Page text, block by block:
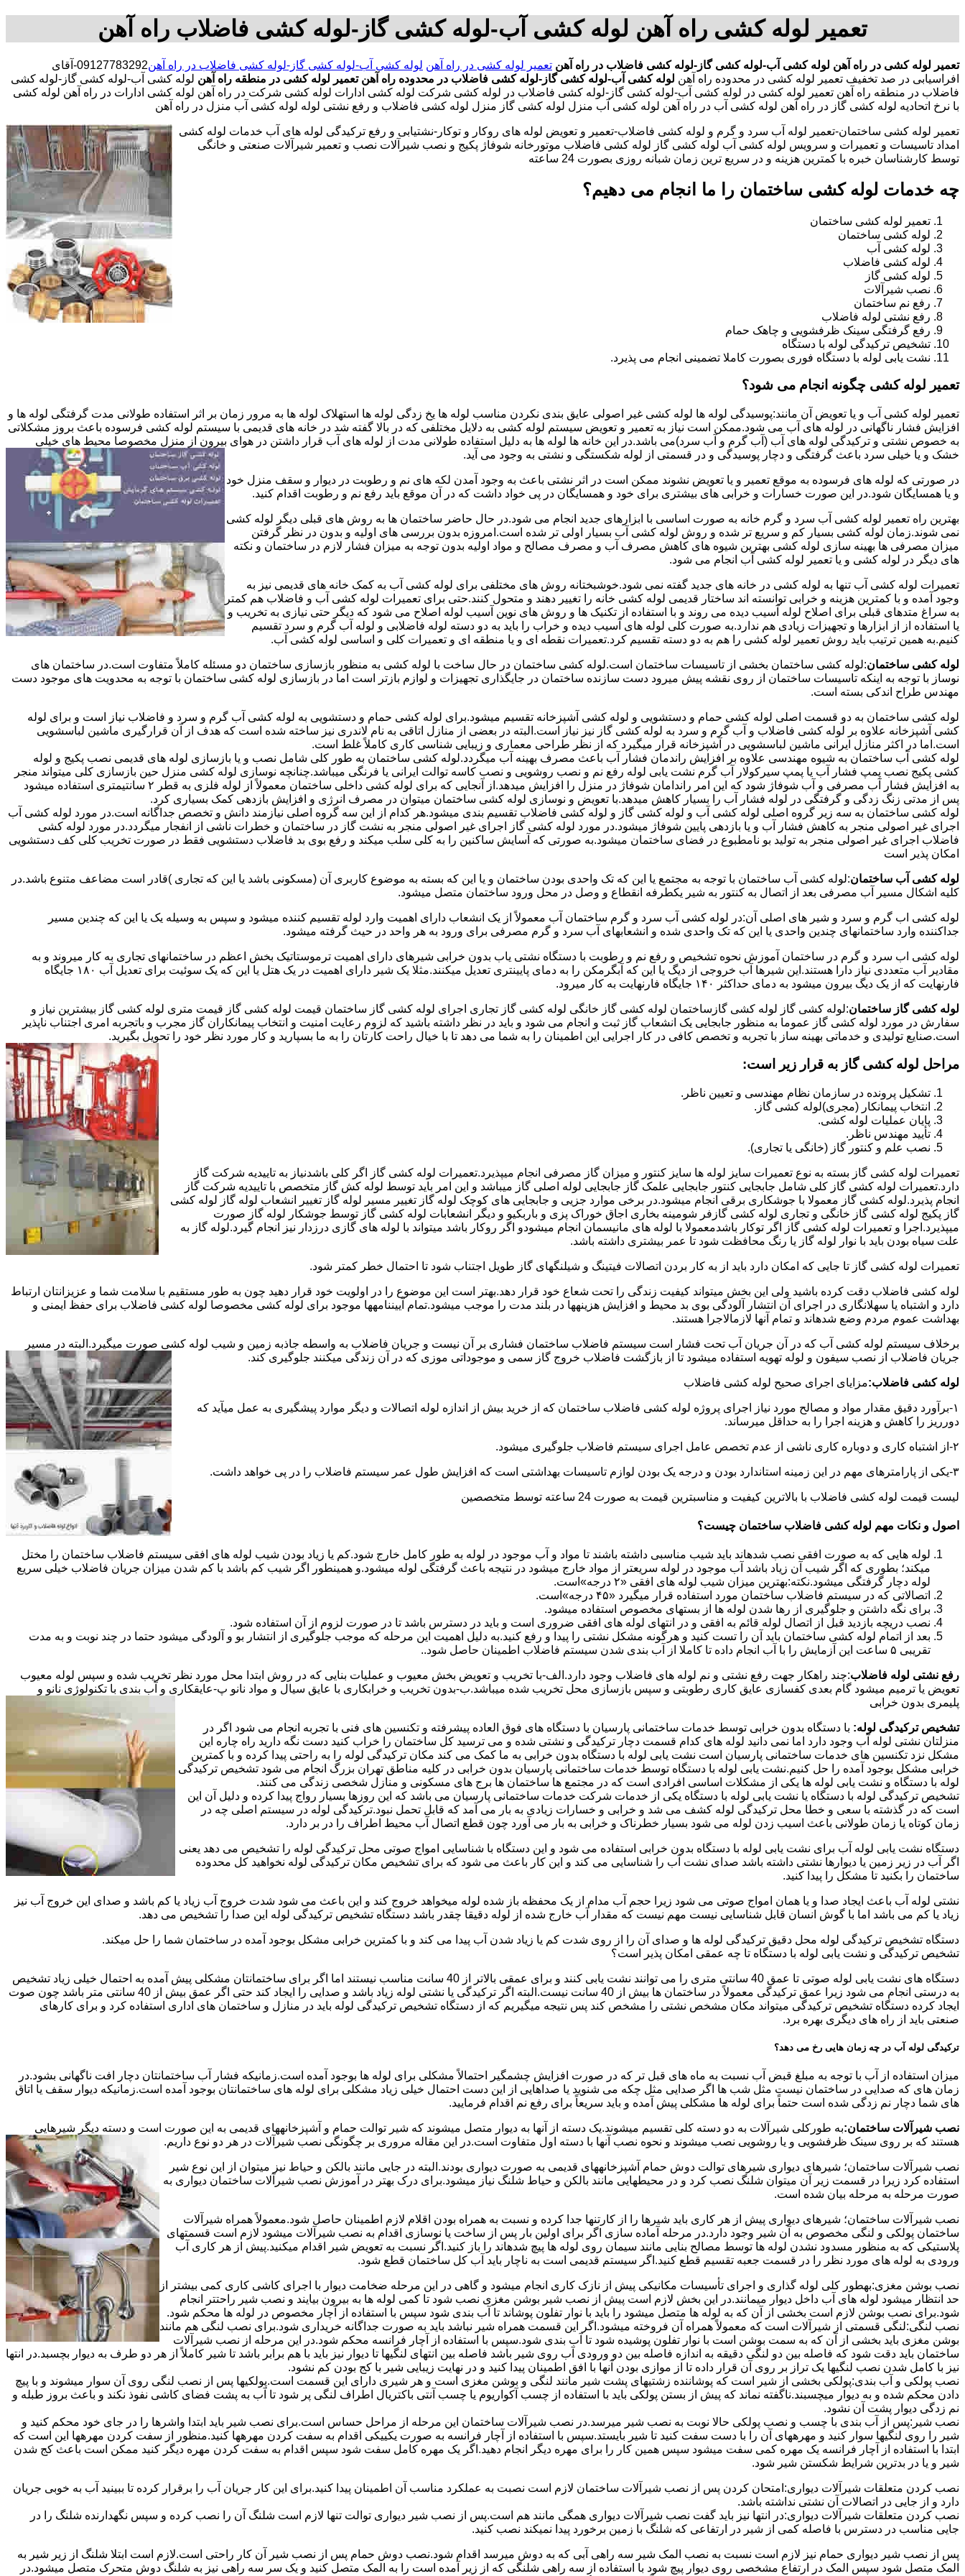
تعمیر لوله کشی راه آهن لوله کشی آب-لوله کشی گاز-لوله کشی فاضلاب راه آهن
تعمیر لوله کشی در راه آهن لوله کشی آب-لوله کشی گاز-لوله کشی فاضلاب در راه آهن تعمیر لوله کشی در راه آهن لوله کشی آب-لوله کشی گاز-لوله کشی فاضلاب در راه آهن
09127783292-آقای
افراسیابی در صد تخفیف تعمیر لوله کشی در محدوده راه آهن لوله کشی آب-لوله کشی گاز-لوله کشی فاضلاب در محدوده راه آهن تعمیر لوله کشی در منطقه راه آهن لوله کشی آب-لوله کشی گاز-لوله کشی
فاضلاب در منطقه راه آهن تعمیر لوله کشی در لوله کشی آب-لوله کشی گاز-لوله کشی فاضلاب در لوله کشی شرکت لوله کشی ادارات لوله کشی شرکت در راه آهن لوله کشی ادارات در راه آهن لوله کشی
با نرخ اتحادیه لوله کشی گاز در راه آهن لوله کشی آب در راه آهن لوله کشی آب منزل لوله کشی گاز منزل لوله کشی فاضلاب و رفع نشتی لوله لوله کشی آب منزل در راه آهن
تعمیر لوله کشی ساختمان-تعمیر لوله آب سرد و گرم و لوله کشی فاضلاب-تعمیر و تعویض لوله های روکار و توکار-نشتیابی و رفع ترکیدگی لوله های آب خدمات لوله کشی
امداد تاسیسات و تعمیرات و سرویس لوله کشی آب لوله کشی گاز لوله کشی فاضلاب موتورخانه شوفاژ پکیج و نصب شیرآلات نصب و تعمیر شیرآلات صنعتی و خانگی
توسط کارشناسان خبره با کمترین هزینه و در سریع ترین زمان شبانه روزی بصورت 24 ساعته
چه خدمات لوله کشی ساختمان را ما انجام می دهیم؟
تعمیر لوله کشی ساختمان
لوله کشی ساختمان
لوله کشی آب
لوله کشی فاضلاب
لوله کشی گاز
نصب شیرآلات
رفع نم ساختمان
رفع نشتی لوله فاضلاب
رفع گرفتگی سینک ظرفشویی و چاهک حمام
تشخیص ترکیدگی لوله با دستگاه
نشت یابی لوله با دستگاه فوری بصورت کاملا تضمینی انجام می پذیرد.
تعمیر لوله کشی چگونه انجام می شود؟
تعمیر لوله کشی آب و یا تعویض آن مانند:پوسیدگی لوله ها لوله کشی غیر اصولی عایق بندی نکردن مناسب لوله ها یخ زدگی لوله ها استهلاک لوله ها به مرور زمان بر اثر استفاده طولانی مدت گرفتگی لوله ها و
افزایش فشار ناگهانی در لوله های آب می شود.ممکن است نیاز به تعمیر و تعویض سیستم لوله کشی به دلایل مختلفی که در بالا گفته شد در خانه های قدیمی با سیستم لوله کشی فرسوده باعث بروز مشکلاتی
به خصوص نشتی و ترکیدگی لوله های آب (آب گرم و آب سرد)می باشد.در این خانه ها لوله ها به دلیل استفاده طولانی مدت از لوله های آب قرار داشتن در هوای بیرون از منزل مخصوصا محیط های خیلی
خشک و یا خیلی سرد باعث گرفتگی و دچار پوسیدگی و در قسمتی از لوله شکستگی و نشتی به وجود می آید.
در صورتی که لوله های فرسوده به موقع تعمیر و یا تعویض نشوند ممکن است در اثر نشتی باعث به وجود آمدن لکه های نم و رطوبت در دیوار و سقف منزل خود
و یا همسایگان شود.در این صورت خسارات و خرابی های بیشتری برای خود و همسایگان در پی خواد داشت که در آن موقع باید رفع نم و رطوبت اقدام کنید.
بهترین راه تعمیر لوله کشی آب سرد و گرم خانه به صورت اساسی با ابزارهای جدید انجام می شود.در حال حاضر ساختمان ها به روش های قبلی دیگر لوله کشی
نمی شوند.زمان لوله کشی بسیار کم و سریع تر شده و روش لوله کشی آب بسیار اولی تر شده است.امروزه بدون بررسی های اولیه و بدون در نظر گرفتن
میزان مصرفی ها بهینه سازی لوله کشی بهترین شیوه های کاهش مصرف آب و مصرف مصالح و مواد اولیه بدون توجه به میزان فشار لازم در ساختمان و نکته
های دیگر در لوله کشی و یا تعمیر لوله کشی آب انجام می شود.
تعمیرات لوله کشی آب تنها به لوله کشی در خانه های جدید گفته نمی شود.خوشبختانه روش های مختلفی برای لوله کشی آب به کمک خانه های قدیمی نیز به
وجود آمده و با کمترین هزینه و خرابی توانسته اند ساختار قدیمی لوله کشی خانه را تغییر دهند و متحول کنند.حتی برای تعمیرات لوله کشی آب و فاضلاب هم کمتر
به سراغ متدهای قبلی برای اصلاح لوله آسیب دیده می روند و با استفاده از تکنیک ها و روش های نوین آسیب لوله اصلاح می شود که دیگر حتی نیازی به تخریب و
یا استفاده از از ابزارها و تجهیزات زیادی هم ندارد.به صورت کلی لوله های آسیب دیده و خراب را باید به دو دسته لوله فاضلابی و لوله آب گرم و سرد تقسیم
کنیم.به همین ترتیب باید روش تعمیر لوله کشی را هم به دو دسته تقسیم کرد.تعمیرات نقطه ای و یا منطقه ای و تعمیرات کلی و اساسی لوله کشی آب.
لوله کشی ساختمان:لوله کشی ساختمان بخشی از تاسیسات ساختمان است.لوله کشی ساختمان در حال ساخت با لوله کشی به منظور بازسازی ساختمان دو مسئله کاملاً متفاوت است.در ساختمان های
نوساز با توجه به اینکه تاسیسات ساختمان از روی نقشه پیش میرود دست سازنده ساختمان در جایگذاری تجهیزات و لوازم بازتر است اما در بازسازی لوله کشی ساختمان با توجه به محدویت های موجود دست
مهندس طراح اندکی بسته است.
لوله کشی ساختمان به دو قسمت اصلی لوله کشی حمام و دستشویی و لوله کشی آشپزخانه تقسیم میشود.برای لوله کشی حمام و دستشویی به لوله کشی آب گرم و سرد و فاضلاب نیاز است و برای لوله
کشی آشپزخانه علاوه بر لوله کشی فاضلاب و آب گرم و سرد به لوله کشی گاز نیز نیاز است.البته در بعضی از منازل اتاقی به نام لاندری نیز ساخته شده است که هدف از آن قرارگیری ماشین لباسشویی
است.اما در اکثر منازل ایرانی ماشین لباسشویی در آشپزخانه قرار میگیرد که از نظر طراحی معماری و زیبایی شناسی کاری کاملاً غلط است.
لوله کشی آب ساختمان به شیوه مهندسی علاوه بر افزایش راندمان فشار آب باعث مصرف بهینه آب میگردد.لوله کشی ساختمان به طور کلی شامل نصب و یا بازسازی لوله های قدیمی نصب پکیج و لوله
کشی پکیج نصب پمپ فشار آب یا پمپ سیرکولار آب گرم نشت یابی لوله رفع نم و نصب روشویی و نصب کاسه توالت ایرانی یا فرنگی میباشد.چنانچه نوسازی لوله کشی منزل حین بازسازی کلی میتواند منجر
به افزایش فشار آب مصرفی و آب شوفاژ شود که این امر راندامان شوفاژ در منزل را افزایش میدهد.از آنجایی که برای لوله کشی داخلی ساختمان معمولاً از لوله فلزی به قطر ۲ سانتیمتری استفاده میشود
پس از مدتی زنگ زدگی و گرفتگی در لوله فشار آب را بسیار کاهش میدهد.با تعویض و نوسازی لوله کشی ساختمان میتوان در مصرف انرژی و افزایش بازدهی کمک بسیاری کرد.
لوله کشی ساختمان به سه زیر گروه اصلی لوله کشی آب و لوله کشی گاز و لوله کشی فاضلاب تقسیم بندی میشود.هر کدام از این سه گروه اصلی نیازمند دانش و تخصص جداگانه است.در مورد لوله کشی آب
اجرای غیر اصولی منجر به کاهش فشار آب و یا بازدهی پایین شوفاژ میشود.در مورد لوله کشی گاز اجرای غیر اصولی منجر به نشت گاز در ساختمان و خطرات ناشی از انفجار میگردد.در مورد لوله کشی
فاضلاب اجرای غیر اصولی منجر به تولید بو نامطبوع در فضای ساختمان میشود.به صورتی که آسایش ساکنین را به کلی سلب میکند و رفع بوی بد فاضلاب دستشویی فقط در صورت تخریب کلی کف دستشویی
امکان پذیر است
لوله کشی آب ساختمان:لوله کشی آب ساختمان با توجه به مجتمع یا این که تک واحدی بودن ساختمان و یا این که بسته به موضوع کاربری آن (مسکونی باشد یا این که تجاری )قادر است مضاعف متنوع باشد.در
کلیه اشکال مسیر آب مصرفی بعد از اتصال به کنتور به شیر یکطرفه انقطاع و وصل در محل ورود ساختمان متصل میشود.
لوله کشی اب گرم و سرد و شیر های اصلی آن:در لوله کشی آب سرد و گرم ساختمان آب معمولاً از یک انشعاب دارای اهمیت وارد لوله تقسیم کننده میشود و سپس به وسیله یک یا این که چندین مسیر
جداکننده وارد ساختمانهای چندین واحدی یا این که تک واحدی شده و انشعابهای آب سرد و گرم مصرفی برای ورود به هر واحد در حیث گرفته میشود.
لوله کشی اب سرد و گرم در ساختمان آموزش نحوه تشخیص و رفع نم و رطوبت با دستگاه نشتی یاب بدون خرابی شیرهای دارای اهمیت ترموستاتیک بخش اعظم در ساختمانهای تجاری به کار میروند و به
مقادیر آب متعددی نیاز دارا هستند.این شیرها آب خروجی از دیگ یا این که آبگرمکن را به دمای پایینتری تعدیل میکنند.مثلا یک شیر دارای اهمیت در یک هتل یا این که یک سوئیت برای تعدیل آب ۱۸۰ جایگاه
فارنهایت که از یک دیگ بیرون میشود به دمای حداکثر ۱۴۰ جایگاه فارنهایت به کار میرود.
لوله کشی گاز ساختمان:لوله کشی گاز لوله کشی گازساختمان لوله کشی گاز خانگی لوله کشی گاز تجاری اجرای لوله کشی گاز ساختمان قیمت لوله کشی گاز قیمت متری لوله کشی گاز بیشترین نیاز و
سفارش در مورد لوله کشی گاز عموما به منظور جابجایی یک انشعاب گاز ثبت و انجام می شود و باید در نظر داشته باشید که لزوم رعایت امنیت و انتخاب پیمانکاران گاز مجرب و باتجربه امری اجتناب ناپذیر
است.صنایع تولیدی و خدماتی بهینه ساز با تجربه و تخصص کافی در کار اجرایی این اطمینان را به شما می دهد تا با خیال راحت کارتان را به ما بسپارید و کار مورد نظر خود را تحویل بگیرید.
مراحل لوله کشی گاز به قرار زیر است:
تشکیل پرونده در سازمان نظام مهندسی و تعیین ناظر.
انتخاب پیمانکار (مجری)لوله کشی گاز.
پایان عملیات لوله کشی.
تأیید مهندس ناظر.
نصب علم و کنتور گاز (خانگی یا تجاری).
تعمیرات لوله کشی گاز بسته به نوع تعمیرات سایز لوله ها سایز کنتور و میزان گاز مصرفی انجام میپذیرد.تعمیرات لوله کشی گاز اگر کلی باشدنیاز به تاییدیه شرکت گاز
دارد.تعمیرات لوله کشی گاز کلی شامل جابجایی کنتور جابجایی علمک گاز جابجایی لوله اصلی گاز میباشد و این امر باید توسط لوله کش گاز متخصص با تاییدیه شرکت گاز
انجام پذیرد.لوله کشی گاز معمولا با جوشکاری برقی انجام میشود.در برخی موارد جزیی و جابجایی های کوچک لوله گاز تغییر مسیر لوله گاز تغییر انشعاب لوله گاز لوله کشی
گاز پکیج لوله کشی گاز خانگی و تجاری لوله کشی گازفر شومینه بخاری اجاق خوراک پزی و باربکیو و دیگر انشعابات لوله کشی گاز توسط جوشکار لوله گاز صورت
میپذیرد.اجرا و تعمیرات لوله کشی گاز اگر توکار باشدمعمولا با لوله های مانیسمان انجام میشودو اگر روکار باشد میتواند با لوله های گازی درزدار نیز انجام گیرد.لوله گاز به
علت سیاه بودن باید با نوار لوله گاز یا رنگ محافظت شود تا عمر بیشتری داشته باشد.
تعمیرات لوله کشی گاز تا جایی که امکان دارد باید از به کار بردن اتصالات فیتینگ و شیلنگهای گاز طویل اجتناب شود تا احتمال خطر کمتر شود.
لوله کشی فاضلاب دقت کرده باشید ولی این بخش میتواند کیفیت زندگی را تحت شعاع خود قرار دهد.بهتر است این موضوع را در اولویت خود قرار دهید چون به طور مستقیم با سلامت شما و عزیزانتان ارتباط
دارد و اشتباه یا سهلانگاری در اجرای آن انتشار آلودگی بوی بد محیط و افزایش هزینهها در بلند مدت را موجب میشود.تمام آییننامهها موجود برای لوله کشی مخصوصا لوله کشی فاضلاب برای حفظ ایمنی و
بهداشت عموم مردم وضع شدهاند و تمام آنها لازمالاجرا هستند.
برخلاف سیستم لوله کشی آب که در آن جریان آب تحت فشار است سیستم فاضلاب ساختمان فشاری بر آن نیست و جریان فاضلاب به واسطه جاذبه زمین و شیب لوله کشی صورت میگیرد.البته در مسیر
جریان فاضلاب از نصب سیفون و لوله تهویه استفاده میشود تا از بازگشت فاضلاب خروج گاز سمی و موجوداتی موزی که در آن زندگی میکنند جلوگیری کند.
لوله کشی فاضلاب:مزایای اجرای صحیح لوله کشی فاضلاب
۱-برآورد دقیق مقدار مواد و مصالح مورد نیاز اجرای پروژه لوله کشی فاضلاب ساختمان که از خرید بیش از اندازه لوله اتصالات و دیگر موارد پیشگیری به عمل میآید که
دورریز را کاهش و هزینه اجرا را به حداقل میرساند.
۲-از اشتباه کاری و دوباره کاری ناشی از عدم تخصص عامل اجرای سیستم فاضلاب جلوگیری میشود.
۳-یکی از پارامترهای مهم در این زمینه استاندارد بودن و درجه یک بودن لوازم تاسیسات بهداشتی است که افزایش طول عمر سیستم فاضلاب را در پی خواهد داشت.
لیست قیمت لوله کشی فاضلاب با بالاترین کیفیت و مناسبترین قیمت به صورت 24 ساعته توسط متخصصین
اصول و نکات مهم لوله کشی فاضلاب ساختمان چیست؟
لوله هایی که به صورت افقی نصب شدهاند باید شیب مناسبی داشته باشند تا مواد و آب موجود در لوله به طور کامل خارج شود.کم یا زیاد بودن شیب لوله های افقی سیستم فاضلاب ساختمان را مختل
میکند؛ بطوری که اگر شیب آن زیاد باشد آب موجود در لوله سریعتر از مواد خارج میشود در نتیجه باعث گرفتگی لوله میشود.و همینطور اگر شیب کم باشد با کم شدن میزان جریان فاضلاب خیلی سریع
لوله دچار گرفتگی میشود.نکته:بهترین میزان شیب لوله های افقی «۲ درجه»است.
اتصالاتی که در سیستم فاضلاب ساختمان مورد استفاده قرار میگیرد «۴۵ درجه»است.
برای نگه داشتن و جلوگیری از رها شدن لوله ها از بستهای مخصوص استفاده میشود.
نصب دریچه بازدید قبل از اتصال لوله قائم به افقی و در انتهای لوله های افقی ضروری است و باید در دسترس باشد تا در صورت لزوم از آن استفاده شود.
بعد از اتمام لوله کشی ساختمان باید آن را تست کنید و هرگونه مشکل نشتی را پیدا و رفع کنید.به دلیل اهمیت این مرحله که موجب جلوگیری از انتشار بو و آلودگی میشود حتما در چند نوبت و به مدت
تقریبی ۵ ساعت این آزمایش را با آب انجام داده تا کاملا از آب بندی شدن سیستم فاضلاب اطمینان حاصل شود..
رفع نشتی لوله فاضلاب:چند راهکار جهت رفع نشتی و نم لوله های فاضلاب وجود دارد.الف-با تخریب و تعویض بخش معیوب و عملیات بنایی که در روش ابتدا محل مورد نظر تخریب شده و سپس لوله معیوب
تعویض یا ترمیم میشود گام بعدی کفسازی عایق کاری رطوبتی و سپس بازسازی محل تخریب شده میباشد.ب-بدون تخریب و خرابکاری با عایق سیال و مواد نانو پ-عایقکاری و آب بندی با تکنولوژی نانو و
پلیمری بدون خرابی
تشخیص ترکیدگی لوله: با دستگاه بدون خرابی توسط خدمات ساختمانی پارسیان با دستگاه های فوق العاده پیشرفته و تکنسین های فنی با تجربه انجام می شود اگر در
منزلتان نشتی لوله آب وجود دارد اما نمی دانید لوله های کدام قسمت دچار ترکیدگی و نشتی شده و می ترسید کل ساختمان را خراب کنید دست نگه دارید راه چاره این
مشکل نزد تکنسین های خدمات ساختمانی پارسیان است نشت یابی لوله با دستگاه بدون خرابی به ما کمک می کند مکان ترکیدگی لوله را به راحتی پیدا کرده و با کمترین
خرابی مشکل بوجود آمده را حل کنیم.نشت یابی لوله با دستگاه توسط خدمات ساختمانی پارسیان بدون خرابی در کلیه مناطق تهران بزرگ انجام می شود تشخیص ترکیدگی
لوله با دستگاه و نشت یابی لوله ها یکی از مشکلات اساسی افرادی است که در مجتمع ها ساختمان ها برج های مسکونی و منازل شخصی زندگی می کنند.
تشخیص ترکیدگی لوله با دستگاه یا نشت یابی لوله با دستگاه یکی از خدمات شرکت خدمات ساختمانی پارسیان می باشد که این روزها بسیار رواج پیدا کرده و دلیل آن این
است که در گذشته با سعی و خطا محل ترکیدگی لوله کشف می شد و خرابی و خسارات زیادی به بار می آمد که قابل تحمل نبود.ترکیدگی لوله در سیستم اصلی چه در
زمان کوتاه یا زمان طولانی باعث اسیب زدن لوله می شود بسیار خطرناک و خرابی به بار می آورد چون قطع اتصال آب محیط اطراف را در بر دارد.
دستگاه نشت یابی لوله آب برای نشت یابی لوله با دستگاه بدون خرابی استفاده می شود و این دستگاه با شناسایی امواج صوتی محل ترکیدگی لوله را تشخیص می دهد یعنی
اگر آب در زیر زمین یا دیوارها نشتی داشته باشد صدای نشت آب را شناسایی می کند و این کار باعث می شود که برای تشخیص مکان ترکیدگی لوله نخواهید کل محدوده
ساختمان را بکنید تا مشکل را پیدا کنید.
نشتی لوله آب باعث ایجاد صدا و یا همان امواج صوتی می شود زیرا حجم آب مدام از یک محفظه باز شده لوله میخواهد خروج کند و این باعث می شود شدت خروج آب زیاد یا کم باشد و صدای این خروج آب نیز
زیاد یا کم می باشد اما با گوش انسان قابل شناسایی نیست مهم نیست که مقدار آب خارج شده از لوله دقیقا چقدر باشد دستگاه تشخیص ترکیدگی لوله این صدا را تشخیص می دهد.
دستگاه تشخیص ترکیدگی لوله محل دقیق ترکیدگی لوله ها و صدای آن را از روی شدت کم یا زیاد شدن آب پیدا می کند و با کمترین خرابی مشکل بوجود آمده در ساختمان شما را حل میکند.
تشخیص ترکیدگی و نشت یابی لوله با دستگاه تا چه عمقی امکان پذیر است؟
دستگاه های نشت یابی لوله صوتی تا عمق 40 سانتی متری را می توانند نشت یابی کنند و برای عمقی بالاتر از 40 سانت مناسب نیستند اما اگر برای ساختمانتان مشکلی پیش آمده به احتمال خیلی زیاد تشخیص
به درستی انجام می شود زیرا عمق ترکیدگی معمولاً در ساختمان ها بیش از 40 سانت نیست.البته اگر ترکیدگی یا نشتی لوله زیاد باشد و صدایی را ایجاد کند حتی اگر عمق بیش از 40 سانتی متر باشد چون صوت
ایجاد کرده دستگاه تشخیص ترکیدگی میتواند مکان مشخص نشتی را مشخص کند پس نتیجه میگیریم که از دستگاه تشخیص ترکیدگی لوله باید در منازل و ساختمان های اداری استفاده کرد و برای کارهای
صنعتی باید از راه های دیگری بهره برد.
ترکیدگی لوله آب در چه زمان هایی رخ می دهد؟
میزان استفاده از آب با توجه به مبلغ قبض آب نسبت به ماه های قبل تر که در صورت افزایش چشمگیر احتمالاً مشکلی برای لوله ها بوجود آمده است.زمانیکه فشار آب ساختمانتان دچار افت ناگهانی بشود.در
زمان های که صدایی در ساختمان نیست مثل شب ها اگر صدایی مثل چکه می شنوید یا صداهایی از این دست احتمال خیلی زیاد مشکلی برای لوله های ساختمانتان بوجود آمده است.زمانیکه دیوار سقف یا اتاق
های شما دچار نم زدگی شده است حتماً برای لوله ها مشکلی پیش آمده و باید سریعاً برای رفع نم اقدام فرمایید.
نصب شیرآلات ساختمان:به طورکلی شیرآلات به دو دسته کلی تقسیم میشوند.یک دسته از آنها به دیوار متصل میشوند که شیر توالت حمام و آشپزخانههای قدیمی به این صورت است و دسته دیگر شیرهایی
هستند که بر روی سینک ظرفشویی و یا روشویی نصب میشوند و نحوه نصب آنها با دسته اول متفاوت است.در این مقاله مروری بر چگونگی نصب شیرآلات در هر دو نوع داریم.
نصب شیرآلات ساختمان؛ شیرهای دیواری شیرهای توالت دوش حمام آشپزخانههای قدیمی به صورت دیواری بودند.البته در جایی مانند بالکن و حیاط نیز میتوان از این نوع شیر
استفاده کرد زیرا در قسمت زیر آن میتوان شلنگ نصب کرد و در محیطهایی مانند بالکن و حیاط شلنگ نیاز میشود.برای درک بهتر در آموزش نصب شیرآلات ساختمان دیواری به
صورت مرحله به مرحله بیان شده است.
نصب شیرآلات ساختمان؛ شیرهای دیواری پیش از هر کاری باید شیرها را از کارتنها جدا کرده و نسبت به همراه بودن اقلام لازم اطمینان حاصل شود.معمولاً همراه شیرآلات
ساختمان پولکی و لنگی مخصوص به آن شیر وجود دارد.در مرحله آماده سازی اگر برای اولین بار پس از ساخت یا نوسازی اقدام به نصب شیرآلات میشود لازم است قسمتهای
پلاستیکی که به منظور مسدود نشدن لوله ها توسط مصالح بنایی مانند سیمان روی لوله ها پیچ شدهاند را باز کنید.اگر نسبت به تعویض شیر اقدام میکنید.پیش از هر کاری آب
ورودی به لوله های مورد نظر را در قسمت جعبه تقسیم قطع کنید.اگر سیستم قدیمی است به ناچار باید آب کل ساختمان قطع شود.
نصب بوشن مغزی:بهطور کلی لوله گذاری و اجرای تأسیسات مکانیکی پیش از نازک کاری انجام میشود و گاهی در این مرحله ضخامت دیوار با اجرای کاشی کاری کمی بیشتر از
حد انتظار میشود لوله های آب داخل دیوار میمانند.در این بخش لازم است پیش از نصب شیر بوشن مغزی نصب شود تا کمی لوله ها به بیرون بیایند و نصب شیر راحتتر انجام
شود.برای نصب بوشن لازم است بخشی از آن که به لوله ها متصل میشود را باید با نوار تفلون پوشاند تا آب بندی شود سپس با استفاده از آچار مخصوص در لوله ها محکم شود.
نصب لنگی:لنگی قسمتی از شیرآلات است که معمولاً همراه آن فروخته میشود.اگر این قسمت همراه شیر نباشد باید به صورت جداگانه خریداری شود.برای نصب لنگی هم مانند
بوشن مغزی باید بخشی از آن که به سمت بوشن است با نوار تفلون پوشیده شود تا آب بندی شود.سپس با استفاده از آچار فرانسه محکم شود.در این مرحله از نصب شیرآلات
ساختمان باید دقت شود که فاصله بین دو لنگی دقیقه به اندازه فاصله بین دو ورودی آب روی شیر باشد فاصله بین انتهای لنگیها تا دیوار نیز باید با هم برابر باشد تا شیر کاملاً از هر دو طرف به دیوار بچسبد.در انتها
نیز با کامل شدن نصب لنگیها یک تراز بر روی آن قرار داده تا از موازی بودن آنها با افق اطمینان پیدا کنید و در نهایت زیبایی شیر با کج بودن کم نشود.
نصب پولکی و آب بندی:پولکی بخشی از شیر است که پوشاننده زشتیهای پشت شیر مانند لنگی و بوشن مغزی است و هر شیری دارای این قسمت است.پولکیها پس از نصب لنگی روی آن سوار میشوند و با پیچ
دادن محکم شده و به دیوار میچسبند.ناگفته نماند که پیش از بستن پولکی باید با استفاده از چسب آکواریوم یا چسب آنتی باکتریال اطراف لنگی پر شود تا آب به پشت فضای کاشی نفوذ نکند و باعث بروز طبله و
نم زدگی دیوار پشت آن نشود.
نصب شیر:پس از آب بندی با چسب و نصب پولکی حالا نوبت به نصب شیر میرسد.در نصب شیرآلات ساختمان این مرحله از مراحل حساس است.برای نصب شیر باید ابتدا واشرها را در جای خود محکم کنید و
شیر را روی لنگیها سوار کنید و مهرههای آن را با دست سفت کنید تا شیر بایستد.سپس با استفاده از آچار فرانسه به صورت یکییکی اقدام به سفت کردن مهرهها کنید.منظور از سفت کردن مهرهها این است که
ابتدا با استفاده از آچار فرانسه یک مهره کمی سفت میشود سپس همین کار را برای مهره دیگر انجام دهید.اگر یک مهره کامل سفت شود سپس اقدام به سفت کردن مهره دیگر کنید ممکن است باعث کج شدن
شیر و یا در بدترین شرایط شکستن شیر شود.
نصب کردن متعلقات شیرآلات دیواری:امتحان کردن پس از نصب شیرآلات ساختمان لازم است نصبت به عملکرد مناسب آن اطمینان پیدا کنید.برای این کار جریان آب را برقرار کرده تا ببینید آب به خوبی جریان
دارد و از جایی در اتصالات آن نشتی نداشته باشد.
نصب کردن متعلقات شیرآلات دیواری:در انتها نیز باید گفت نصب شیرآلات دیواری همگی مانند هم است.پس از نصب شیر دیواری توالت تنها لازم است شلنگ آن را نصب کرده و سپس نگهدارنده شلنگ را در
جایی مناسب در دسترس با فاصله کمی از شیر در ارتفاعی که شلنگ با زمین برخورد پیدا نمیکند نصب کنید.
پس از نصب شیر دیواری حمام نیز لازم است نسبت به نصب المک شیر سه راهی آبی که به دوش میرسد اقدام شود.نصب دوش حمام پس از نصب شیر آن کار راحتی است.لازم است ابتلا شلنگ از زیر شیر به
المک متصل شود سپس المک در ارتفاع مشخصی روی دیوار پیچ شود با استفاده از سه راهی شلنگی که از زیر آمده است را به المک متصل کنید و یک سر سه راهی نیز به شلنگ دوش متحرک متصل میشود.در